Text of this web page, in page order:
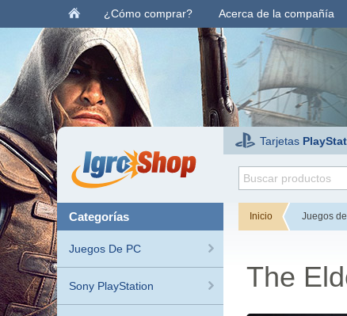
¿Cómo comprar? Acerca de la compañía
Tarjetas
categorías
Juegos De PC
Sony PlayStation
Inicio Juegos
The